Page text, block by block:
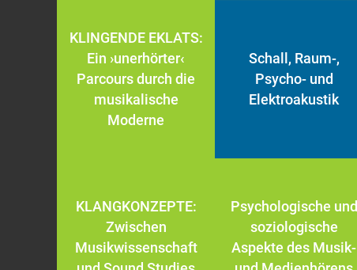
KLINGENDE EKLATS:
Ein ›unerhörter‹
Parcours durch die
musikalische
Moderne
Schall, Raum-,
Psycho- und
Elektroakustik
KLANGKONZEPTE:
Zwischen
Musikwissenschaft
Psychologische und
soziologische
Aspekte des Musik-